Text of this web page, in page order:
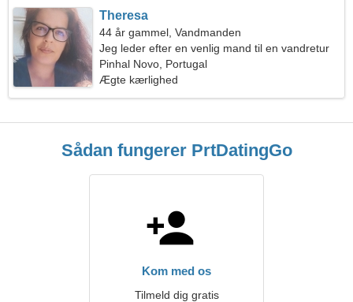
Theresa
44 år gammel, Vandmanden
Jeg leder efter en venlig mand til en vandretur
Pinhal Novo, Portugal
Ægte kærlighed
Sådan fungerer PrtDatingGo
Kom med os
Tilmeld dig gratis